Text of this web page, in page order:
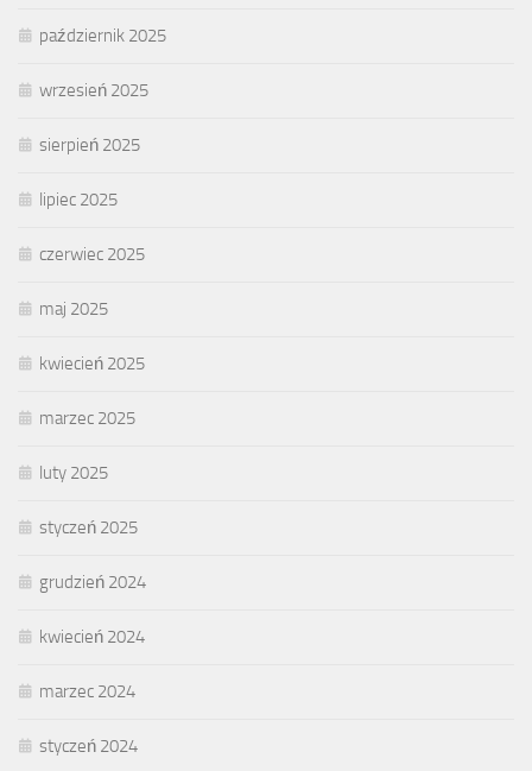
październik 2025
wrzesień 2025
sierpień 2025
lipiec 2025
czerwiec 2025
maj 2025
kwiecień 2025
marzec 2025
luty 2025
styczeń 2025
grudzień 2024
kwiecień 2024
marzec 2024
styczeń 2024